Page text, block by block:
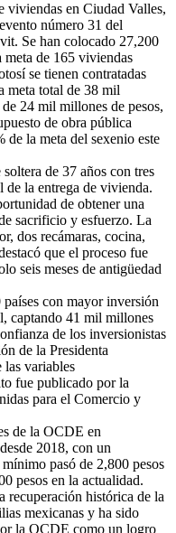
viviendas en Ciudad Valles,
número 31 del
Se han colocado 27,200
meta de 165 viviendas
se tienen contratadas
meta total de 38 mil
24 mil millones de pesos,
de obra pública
de la meta del sexenio este
de 37 años con tres
la entrega de vivienda.
de obtener una
sacrificio y esfuerzo. La
dos recámaras, cocina,
que el proceso fue
seis meses de antigüedad
con mayor inversión
captando 41 mil millones
de los inversionistas
de la Presidenta
las variables
fue publicado por la
para el Comercio y
de la OCDE en
2018, con un
pasó de 2,800 pesos
pesos en la actualidad.
recuperación histórica de la
mexicanas y ha sido
la OCDE como un logro